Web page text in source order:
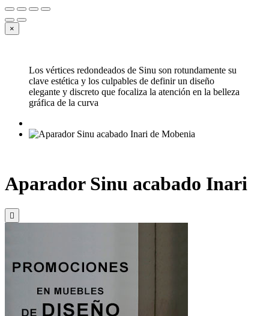
×
Los vértices redondeados de Sinu son rotundamente su
clave estética y los culpables de definir un diseño
elegante y discreto que focaliza la atención en la belleza
gráfica de la curva
Aparador Sinu acabado Inari
